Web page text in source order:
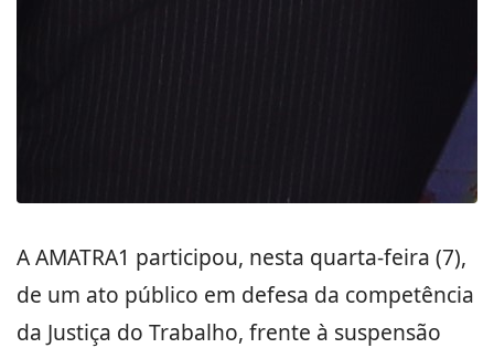
A AMATRA1 participou, nesta quarta-feira (7),
de um ato público em defesa da competência
da Justiça do Trabalho, frente à suspensão